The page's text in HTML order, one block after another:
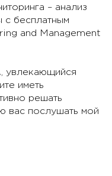
– анализ
с бесплатным
and Management
увлекающийся
иметь
решать
вас послушать мой